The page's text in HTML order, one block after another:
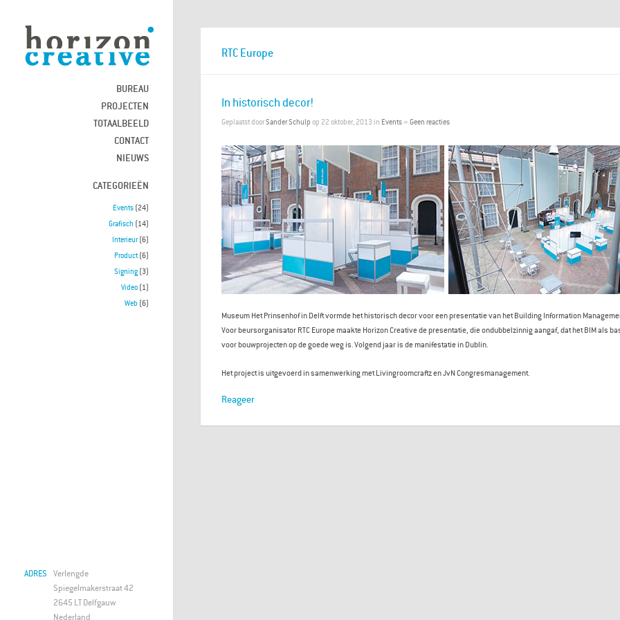
BUREAU
PROJECTEN
TOTAALBEELD
CONTACT
NIEUWS
CATEGORIEËN
Events (24)
Grafisch (14)
Interieur(6)
Product (6)
Signing (3)
Video (1)
Web (6)
RTC Europe
In historisch decor!
Geplaatst doorSander Schulp op 22 oktober, 2013 in Events » Geen reacties
Museum Het Prinsenhof in Delft vormde het historisch decor voor een presentatie van het Building Information
Voor beursorganisator RTC Europe maakte Horizon Creative de presentatie, die ondubbelzinnig aangaf, dat het BIM als
voor bouwprojecten op de goede weg is. Volgend jaar is de manifestatie in Dublin.
Het project is uitgevoerd in samenwerking met Livingroomcraftz en JvN Congresmanagement.
Reageer
ADRES Verlengde
Spiegelmakerstraat 42
2645 LT Delfgauw
Nederland